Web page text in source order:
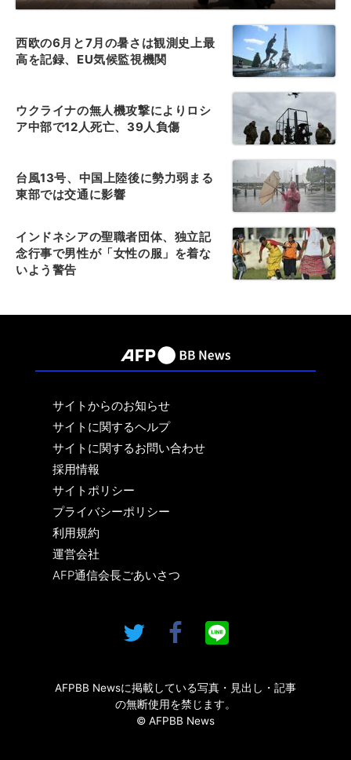
西欧の6月と7月の暑さは観測史上最
高を記録、EU気候監視機関
ウクライナの無人機攻撃によりロシ
ア中部で12人死亡、39人負傷
台風13号、中国上陸後に勢力弱まる
東部では交通に影響
インドネシアの聖職者団体、独立記
念行事で男性が「女性の服」を着な
いよう警告
サイトからのお知らせ
サイトに関するヘルプ
サイトに関するお問い合わせ
採用情報
サイトポリシー
プライバシーポリシー
利用規約
運営会社
AFP通信会長ごあいさつ
AFPBB Newsに掲載している写真・見出し・記事
の無断使用を禁じます。
© AFPBB News